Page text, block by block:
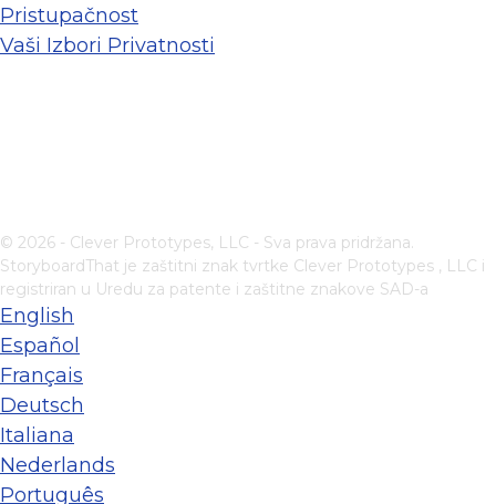
Pristupačnost
Vaši Izbori Privatnosti
© 2026 - Clever Prototypes, LLC - Sva prava pridržana.
StoryboardThat je zaštitni znak tvrtke Clever Prototypes , LLC i
registriran u Uredu za patente i zaštitne znakove SAD-a
English
Español
Français
Deutsch
Italiana
Nederlands
Português